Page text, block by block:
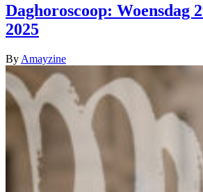
Daghoroscoop: Woensdag
2025
By Amayzine